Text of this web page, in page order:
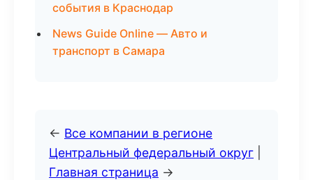
события в Краснодар
News Guide Online — Авто и
транспорт в Самара
← Все компании в регионе
Центральный федеральный округ
Главная страница →